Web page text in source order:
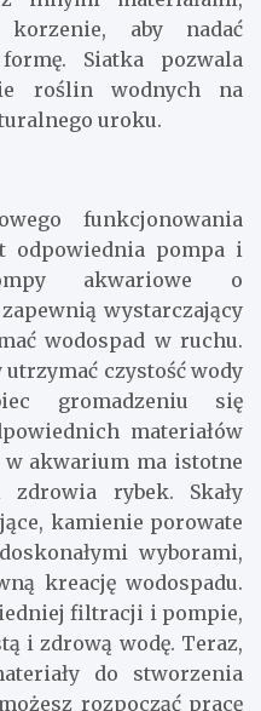
aby nadać
Siatka pozwala
roślin wodnych na
uroku.
funkcjonowania
odpowiednia pompa i
akwariowe o
wystarczający
wodospad w ruchu.
czystość wody
gromadzeniu się
materiałów
akwarium ma istotne
rybek. Skały
kamienie porowate
wyborami,
kreację wodospadu.
filtracji i pompie,
i zdrową wodę. Teraz,
do stworzenia
rozpocząć pracę